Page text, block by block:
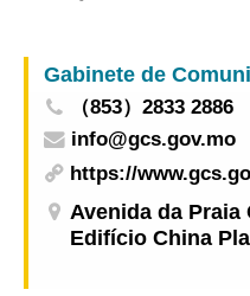
Centros de Saúde e
e Domingo de manhã
Gabinete de
（853）2833 2886
info@gcs.gov.mo
https://
Avenida da Praia
Edifício China